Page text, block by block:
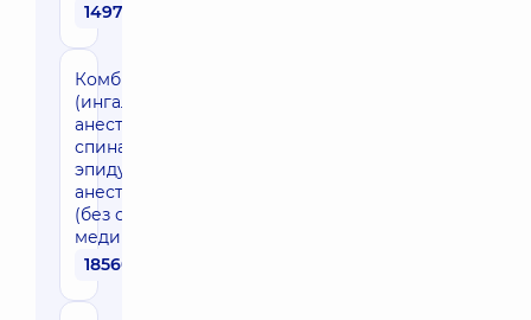
14970 грн
Комбинированная
(ингаляционная
анестезия +
спинальная /
эпидуральная)
анестезия 3 часа
(без стоимости
медикаментов)
18560 грн